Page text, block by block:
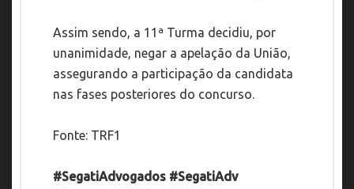
Assim sendo, a 11ª Turma decidiu, por
unanimidade, negar a apelação da União,
assegurando a participação da candidata
nas fases posteriores do concurso.
Fonte: TRF1
#SegatiAdvogados #SegatiAdv